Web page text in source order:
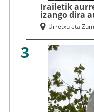
Irailetik
izango dira
Urretxu eta
3